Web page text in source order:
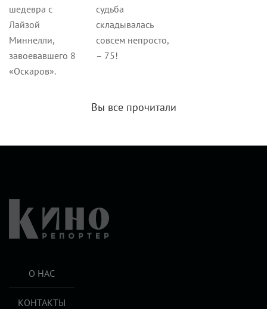
шедевра с
Лайзой
Миннелли,
завоевавшего 8
«Оскаров».
судьба
складывалась
совсем непросто,
– 75!
Вы все прочитали
О НАС
КОНТАКТЫ